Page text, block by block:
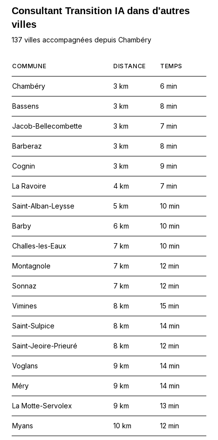
Consultant Transition IA dans d'autres
villes
137 villes accompagnées depuis Chambéry
COMMUNE DISTANCE TEMPS
Chambéry 3 km 6 min
Bassens 3 km 8 min
Jacob-Bellecombette 3 km 7 min
Barberaz 3 km 8 min
Cognin 3 km 9 min
La Ravoire 4 km 7 min
Saint-Alban-Leysse 5 km 10 min
Barby 6 km 10 min
Challes-les-Eaux 7 km 10 min
Montagnole 7 km 12 min
Sonnaz 7 km 12 min
Vimines 8 km 15 min
Saint-Sulpice 8 km 14 min
Saint-Jeoire-Prieuré 8 km 12 min
Voglans 9 km 14 min
Méry 9 km 14 min
La Motte-Servolex 9 km 13 min
Myans 10 km 12 min